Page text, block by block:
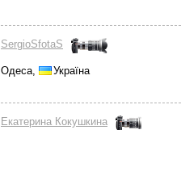
SergioSfotaS
Одеса, Україна
Екатерина Кокушкина